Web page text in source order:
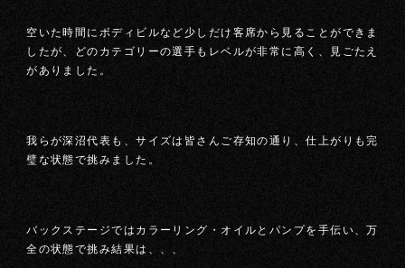
空いた時間にボディビルなど少しだけ客席から見ることができま
したが、どのカテゴリーの選手もレベルが非常に高く、見ごたえ
がありました。
我らが深沼代表も、サイズは皆さんご存知の通り、仕上がりも完
璧な状態で挑みました。
バックステージではカラーリング・オイルとパンプを手伝い、万
全の状態で挑み結果は、、、